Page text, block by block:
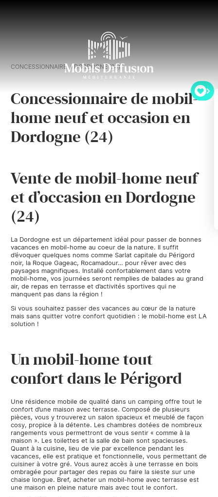
CONCESSIONNAIRE DORDOGNE (24)
Concessionnaire de mobil-
home neuf et occasion en
Dordogne (24)
Vente de mobil-home neuf
et d’occasion en Dordogne
(24)
La Dordogne est un département idéal pour passer de bonnes
vacances en mobil-home au coeur de la nature. Il suffit
d’évoquer quelques noms comme Sarlat capitale du Périgord
noir, la Roque Gageac, Rocamadour… pour rêver avec des
paysages magnifiques. Installé confortablement dans votre
mobil-home, vos journées seront remplies de balades au grand
air, de repas en terrasse et d’activités sportives qui ne
manquent pas dans la région !
Si vous souhaitez passer des vacances au cœur de la nature
mais sans quitter votre confort quotidien : le mobil-home est LA
solution !
Un mobil-home tout
confort dans le Périgord
Une résidence mobile de qualité dans un camping offre tout le
confort d’une maison avec terrasse. Composé de plusieurs
pièces, vous y trouverez un salon spacieux et meublé de façon
cosy, propice à la détente. Les chambres dotées de nombreux
rangements vous permettront de vous sentir « comme à la
maison ». Les toilettes et la salle de bain sont spacieuses.
Quant à la cuisine, lieu de vie par excellence pendant les
vacances, elle est pratique et fonctionnelle, vous permettant de
cuisiner à votre gré. Vous aurez accès à une terrasse en bois
ombragée pour partager des repas ou faire la sieste sur une
chaise longue. Bref, acheter un mobil-home avec terrasse est
une maison en pleine nature mais avec tout le confort.